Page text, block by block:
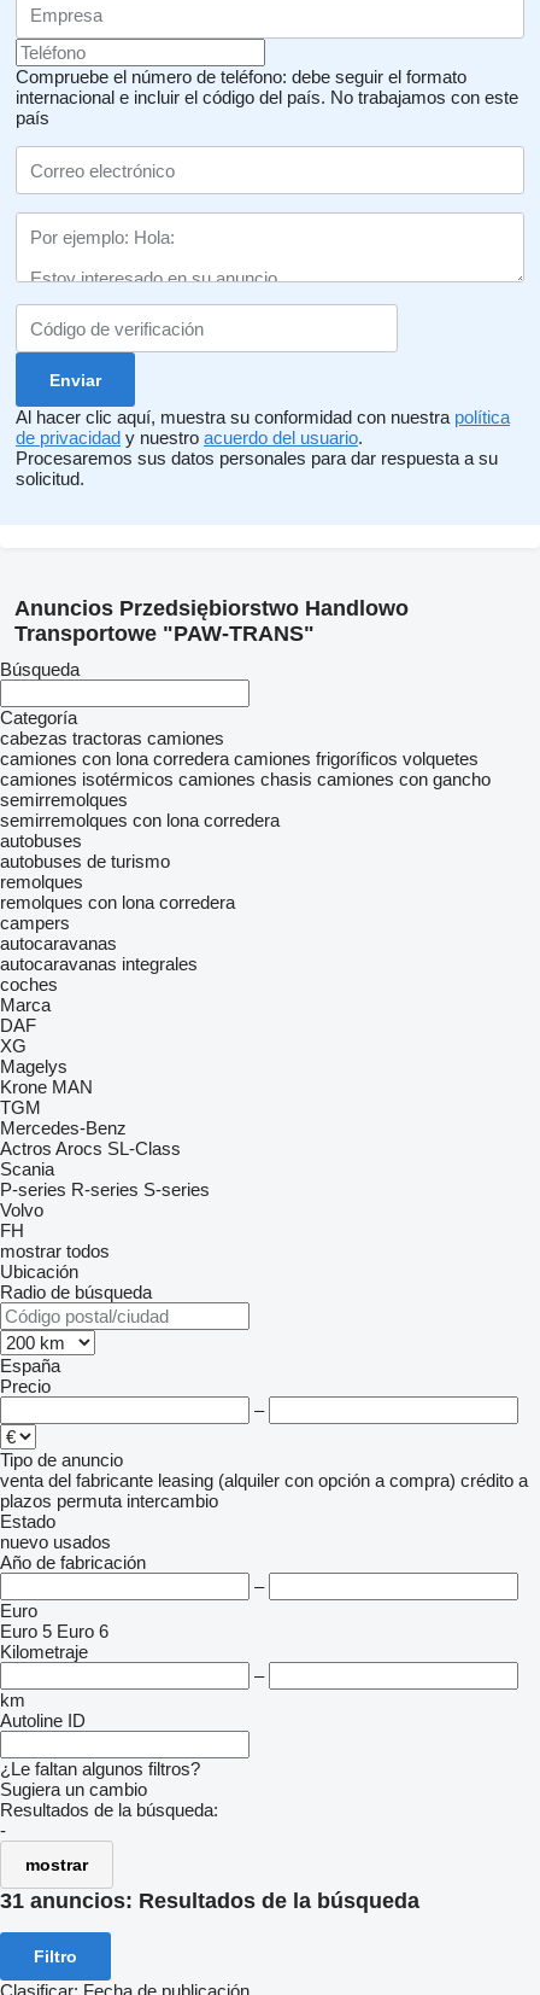
Compruebe el número de teléfono: debe seguir el formato
internacional e incluir el código del país. No trabajamos con este
país
Al hacer clic aquí, muestra su conformidad con nuestra política
de privacidad y nuestro acuerdo del usuario.
Procesaremos sus datos personales para dar respuesta a su
solicitud.
Anuncios Przedsiębiorstwo Handlowo
Transportowe "PAW-TRANS"
Búsqueda
Categoría
cabezas tractoras camiones
camiones con lona corredera camiones frigoríficos volquetes
camiones isotérmicos camiones chasis camiones con gancho
semirremolques
semirremolques con lona corredera
autobuses
autobuses de turismo
remolques
remolques con lona corredera
campers
autocaravanas
autocaravanas integrales
coches
Marca
DAF
XG
Magelys
Krone MAN
TGM
Mercedes-Benz
Actros Arocs SL-Class
Scania
P-series R-series S-series
Volvo
FH
mostrar todos
Ubicación
Radio de búsqueda
España
Precio
–
Tipo de anuncio
venta del fabricante leasing (alquiler con opción a compra) crédito a
plazos permuta intercambio
Estado
nuevo usados
Año de fabricación
–
Euro
Euro 5 Euro 6
Kilometraje
–
km
Autoline ID
¿Le faltan algunos filtros?
Sugiera un cambio
Resultados de la búsqueda:
-
mostrar
31 anuncios: Resultados de la búsqueda
Filtro
Clasificar: Fecha de publicación